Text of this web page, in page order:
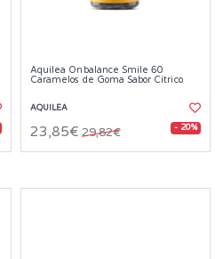
Aquilea Onbalance Smile 60
Caramelos de Goma Sabor Cítrico
AQUILEA
23,85€ 29,82€ - 20%